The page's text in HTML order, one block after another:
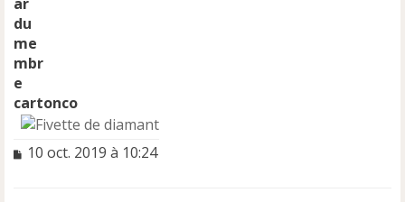
cartonco
M
10 oct. 2019 à 10:24